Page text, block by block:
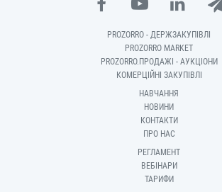
PROZORRO - ДЕРЖЗАКУПІВЛІ
PROZORRO MARKET
PROZORRO.ПРОДАЖІ - АУКЦІОНИ
КОМЕРЦІЙНІ ЗАКУПІВЛІ
НАВЧАННЯ
НОВИНИ
КОНТАКТИ
ПРО НАС
РЕГЛАМЕНТ
ВЕБІНАРИ
ТАРИФИ